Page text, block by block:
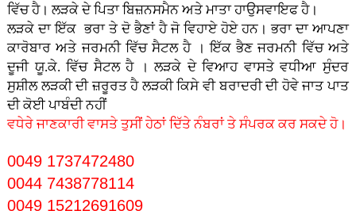
ਵਿੱਚ ਹੈ। ਲੜਕੇ ਦੇ ਪਿਤਾ ਬਿਜ਼ਨਸਮੈਨ ਅਤੇ ਮਾਤਾ ਹਾਉਸਵਾਇਫ ਹੈ।
ਲੜਕੇ ਦਾ ਇੱਕ ਭਰਾ ਤੇ ਦੋ ਭੈਣਾਂ ਹੈ ਜੋ ਵਿਹਾਏ ਹੋਏ ਹਨ। ਭਰਾ ਦਾ ਆਪਣਾ
ਕਾਰੋਬਾਰ ਅਤੇ ਜਰਮਨੀ ਵਿੱਚ ਸੈਟਲ ਹੈ । ਇੱਕ ਭੈਣ ਜਰਮਨੀ ਵਿੱਚ ਅਤੇ
ਦੂਜੀ ਯੂ.ਕੇ. ਵਿੱਚ ਸੈਟਲ ਹੈ । ਲੜਕੇ ਦੇ ਵਿਆਹ ਵਾਸਤੇ ਵਧੀਆ ਸੁੰਦਰ
ਸੁਸ਼ੀਲ ਲੜਕੀ ਦੀ ਜ਼ਰੂਰਤ ਹੈ ਲੜਕੀ ਕਿਸੇ ਵੀ ਬਰਾਦਰੀ ਦੀ ਹੋਵੇਜਾਤ ਪਾਤ
ਦੀ ਕੋਈ ਪਾਬੰਦੀ ਨਹੀਂ
ਵਧੇਰੇ ਜਾਣਕਾਰੀ ਵਾਸਤੇ ਤੁਸੀਂ ਹੇਠਾਂ ਦਿੱਤੇ ਨੰਬਰਾਂ ਤੇ ਸੰਪਰਕ ਕਰ ਸਕਦੇ ਹੋ।
0049 1737472480
0044 7438778114
0049 15212691609